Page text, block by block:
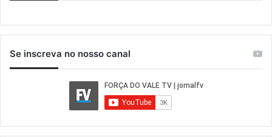
Se inscreva no nosso canal